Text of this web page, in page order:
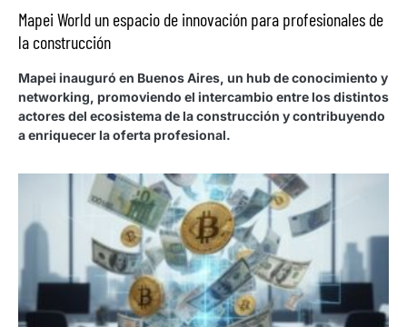
Mapei World un espacio de innovación para profesionales de
la construcción
Mapei inauguró en Buenos Aires, un hub de conocimiento y
networking, promoviendo el intercambio entre los distintos
actores del ecosistema de la construcción y contribuyendo
a enriquecer la oferta profesional.